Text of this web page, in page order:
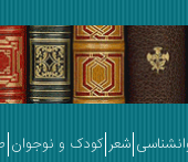
شعر کودک و نوجوان